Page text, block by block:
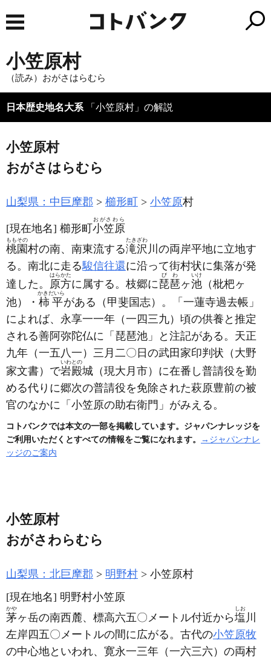
小笠原村
（読み）おがさはらむら
日本歴史地名大系 「小笠原村」の解説
小笠原村
おがさはらむら
山梨県：中巨摩郡 櫛形町 小笠原村
[現在地名] 櫛形町 小笠原
おがさわら
桃園
ももその
村の南、南東流する滝沢
たきざわ
川の両岸平地に立地す
る。南北に走る駿信往還に沿って街村状に集落が発
達した。 原方
はらかた
に属する。枝郷に琵琶
びわ
ヶ池
いけ
（枇杷ヶ
池）
・ 柿平
かきだいら
がある （甲斐国志） 。「一蓮寺過去帳」
によれば、永享一一年 （一四三九） 頃の供養と推定
される善阿弥陀仏に「琵琶池」と注記がある。天正
九年 （一五八一） 三月二〇日の武田家印判状 （大野
家文書） で岩殿
いわとの
城 （現大月市） に在番し普請役を勤
める代りに郷次の普請役を免除された萩原豊前の被
官のなかに「小笠原の助右衛門」がみえる。
コトバンクでは本文の一部を掲載しています。ジャパンナレッジを
ご利用いただくとすべての情報をご覧になれます。
→ジャパンナレ
ッジのご案内
小笠原村
おがさわらむら
山梨県：北巨摩郡 明野村
小笠原村
[現在地名] 明野村小笠原
茅
かや
ヶ岳の南西麓、標高六五〇メートル付近から塩
しお
川
左岸四五〇メートルの間に広がる。古代の小笠原牧
の中心地といわれ、寛永一三年 （一六三六） の両村